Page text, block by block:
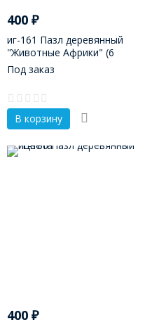
400 ₽
иг-161 Пазл деревянный
"Животные Африки" (6
картинок)
Под заказ
В корзину
400 ₽